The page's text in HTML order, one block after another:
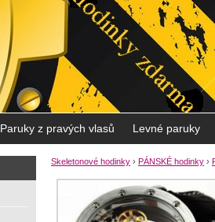
Paruky z pravých vlasů Levné paruky
Skeletonové hodinky › PÁNSKÉ hodinky ›